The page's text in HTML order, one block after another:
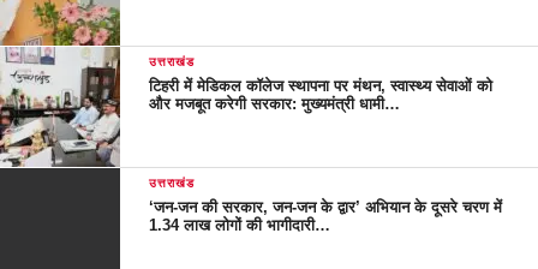
उत्तराखंड
टिहरी में मेडिकल कॉलेज स्थापना पर मंथन, स्वास्थ्य सेवाओं को
और मजबूत करेगी सरकार: मुख्यमंत्री धामी…
उत्तराखंड
‘जन-जन की सरकार, जन-जन के द्वार’ अभियान के दूसरे चरण में
1.34 लाख लोगों की भागीदारी…